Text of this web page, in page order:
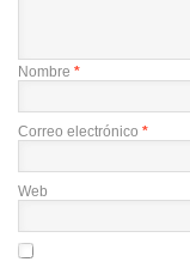
Nombre *
Correo electrónico *
Web